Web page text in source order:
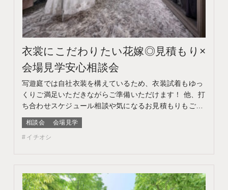
衣裳にこだわりたい花嫁◎見積もり×
会場見学安心相談会
写遊庭では自社衣装を構えているため、衣装試着もゆっ
くりご満足いただきながらご準備いただけます！ 他、打
ち合わせスケジュール相談や気になるお見積もりもご提
案♪ このフェアに含まれるコンテンツ フェア特典 特典内
容 WEBサイトよりフェア予約をしていただき、ご来館
いただいた方限定でエンゲージメントフォトをプレゼン
相談会 会場見学
イチオシ